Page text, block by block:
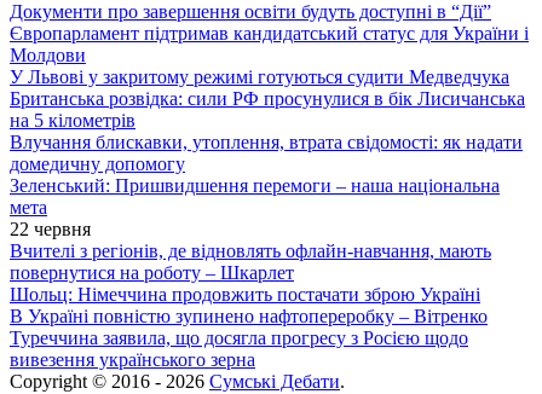
Документи про завершення освіти будуть доступні в “Дії”
Європарламент підтримав кандидатський статус для України і
Молдови
У Львові у закритому режимі готуються судити Медведчука
Британська розвідка: сили РФ просунулися в бік Лисичанська
на 5 кілометрів
Влучання блискавки, утоплення, втрата свідомості: як надати
домедичну допомогу
Зеленський: Пришвидшення перемоги – наша національна
мета
22 червня
Вчителі з регіонів, де відновлять офлайн-навчання, мають
повернутися на роботу – Шкарлет
Шольц: Німеччина продовжить постачати зброю Україні
В Україні повністю зупинено нафтопереробку – Вітренко
Туреччина заявила, що досягла прогресу з Росією щодо
вивезення українського зерна
Copyright © 2016 - 2026 Сумські Дебати.